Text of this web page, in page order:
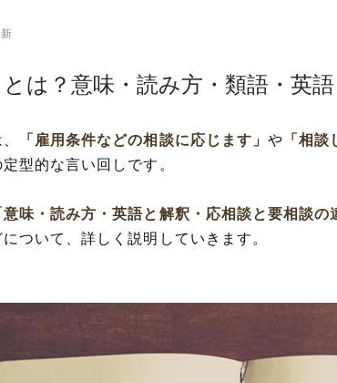
とは？意味・読み方・類語・英
「雇用条件などの相談に応じます」や 「相
定型的な言い回しです。
意味・読み方・英語と解釈・応相談と要相談
について、詳しく説明していきます。